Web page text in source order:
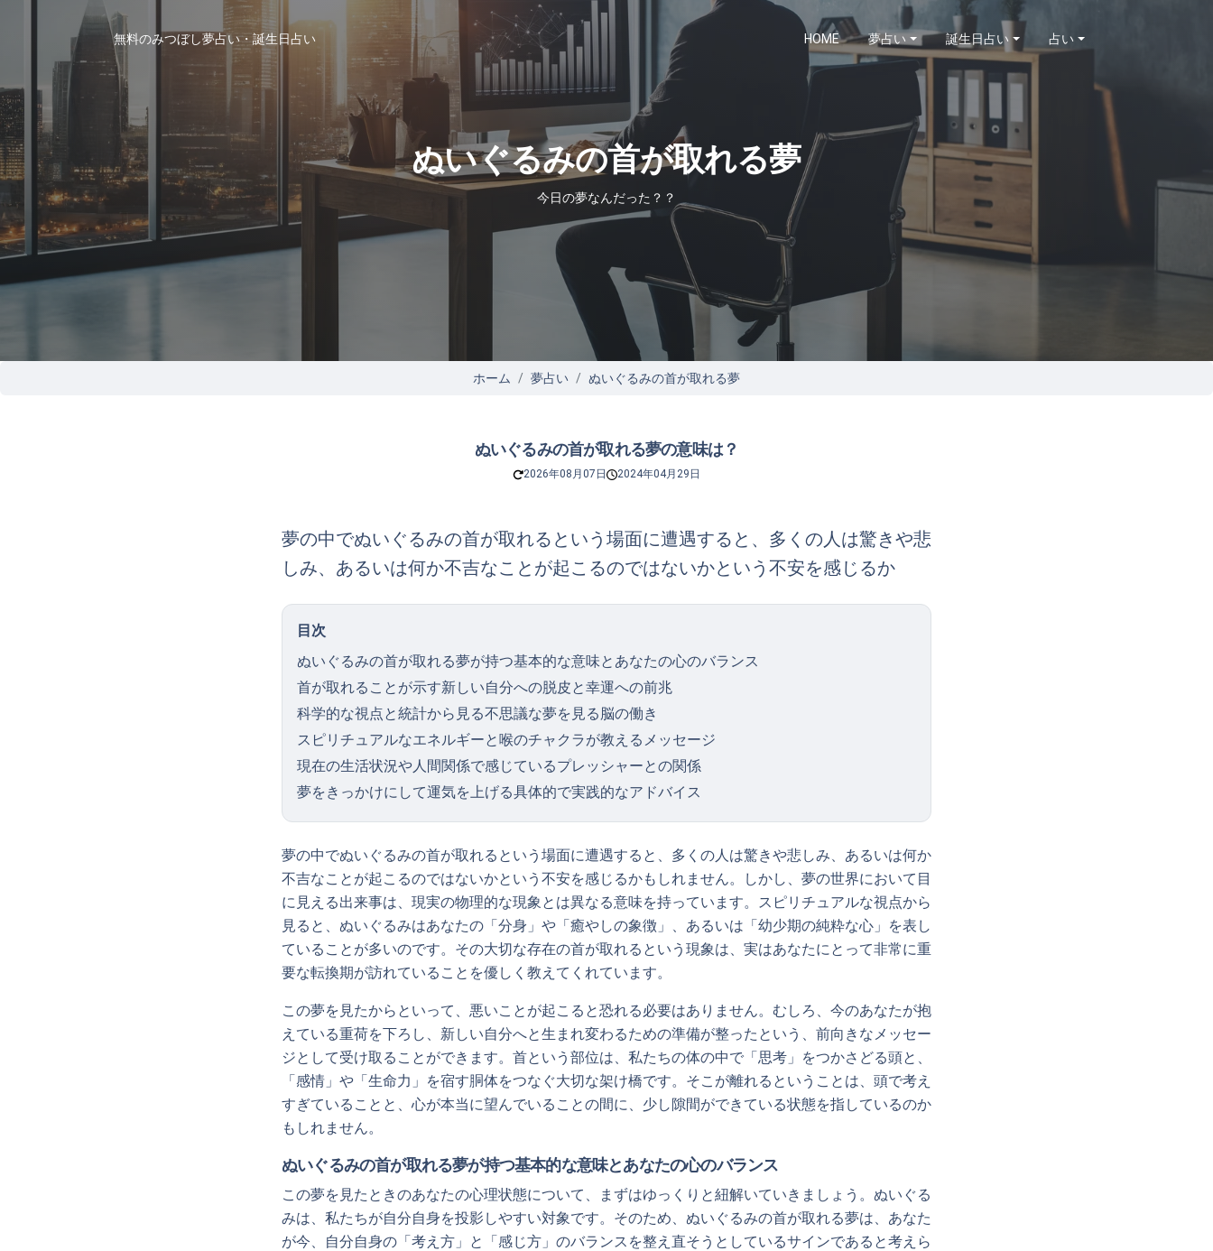
無料のみつぼし夢占い・誕生日占い HOME 夢占い 誕生日占い 占い
ぬいぐるみの首が取れる夢
今日の夢なんだった？？
ホーム 夢占い ぬいぐるみの首が取れる夢
ぬいぐるみの首が取れる夢の意味は？
2026年08月07日 2024年04月29日
夢の中でぬいぐるみの首が取れるという場面に遭遇すると、多くの人は驚きや悲
しみ、あるいは何か不吉なことが起こるのではないかという不安を感じるか
目次
ぬいぐるみの首が取れる夢が持つ基本的な意味とあなたの心のバランス
首が取れることが示す新しい自分への脱皮と幸運への前兆
科学的な視点と統計から見る不思議な夢を見る脳の働き
スピリチュアルなエネルギーと喉のチャクラが教えるメッセージ
現在の生活状況や人間関係で感じているプレッシャーとの関係
夢をきっかけにして運気を上げる具体的で実践的なアドバイス
夢の中でぬいぐるみの首が取れるという場面に遭遇すると、多くの人は驚きや悲しみ、あるいは何か
不吉なことが起こるのではないかという不安を感じるかもしれません。しかし、夢の世界において目
に見える出来事は、現実の物理的な現象とは異なる意味を持っています。スピリチュアルな視点から
見ると、ぬいぐるみはあなたの「分身」や「癒やしの象徴」、あるいは「幼少期の純粋な心」を表し
ていることが多いのです。その大切な存在の首が取れるという現象は、実はあなたにとって非常に重
要な転換期が訪れていることを優しく教えてくれています。
この夢を見たからといって、悪いことが起こると恐れる必要はありません。むしろ、今のあなたが抱
えている重荷を下ろし、新しい自分へと生まれ変わるための準備が整ったという、前向きなメッセー
ジとして受け取ることができます。首という部位は、私たちの体の中で「思考」をつかさどる頭と、
「感情」や「生命力」を宿す胴体をつなぐ大切な架け橋です。そこが離れるということは、頭で考え
すぎていることと、心が本当に望んでいることの間に、少し隙間ができている状態を指しているのか
もしれません。
ぬいぐるみの首が取れる夢が持つ基本的な意味とあなたの心のバランス
この夢を見たときのあなたの心理状態について、まずはゆっくりと紐解いていきましょう。ぬいぐる
みは、私たちが自分自身を投影しやすい対象です。そのため、ぬいぐるみの首が取れる夢は、あなた
が今、自分自身の「考え方」と「感じ方」のバランスを整え直そうとしているサインであると考えら